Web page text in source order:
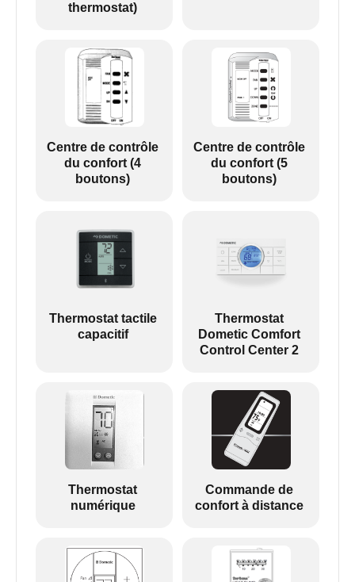
thermostat)
Centre de contrôle
du confort (4
boutons)
Centre de contrôle
du confort (5
boutons)
Thermostat tactile
capacitif
Thermostat
Dometic Comfort
Control Center 2
Thermostat
numérique
Commande de
confort à distance